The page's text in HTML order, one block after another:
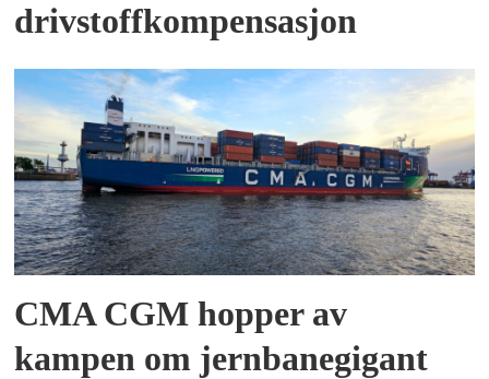
drivstoffkompensasjon
CMA CGM hopper av
kampen om jernbanegigant